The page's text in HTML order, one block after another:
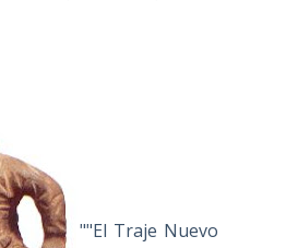
""El Traje Nuevo